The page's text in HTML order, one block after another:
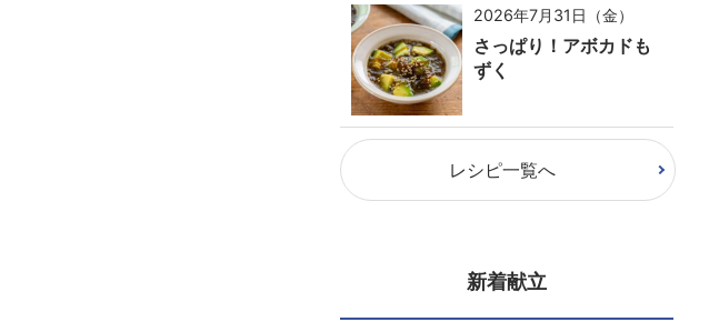
2026年7月31日（金）
さっぱり！アボカドも
ずく
レシピ一覧へ
新着献立